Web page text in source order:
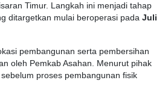
Timur. Langkah ini menjadi tahap
ditargetkan mulai beroperasi pada Juli
pembangunan serta pembersihan
oleh Pemkab Asahan. Menurut pihak
proses pembangunan fisik